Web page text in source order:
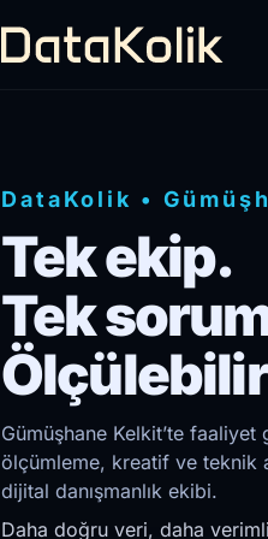
DataKolik •
Tek ekip.
Tek
Gümüşhane Kelkit’te
ölçümleme, kreatif ve teknik
dijital danışmanlık ekibi.
Daha doğru veri, daha